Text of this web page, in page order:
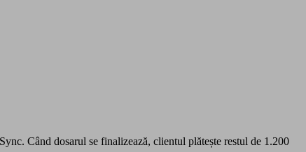
Când dosarul se finalizează, clientul plătește restul de 1.200